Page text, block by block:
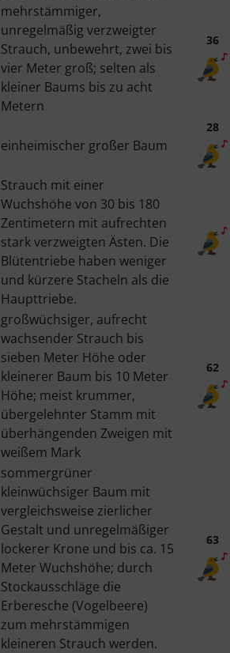
mehrstämmiger,
unregelmäßig verzweigter
Strauch, unbewehrt, zwei bis
vier Meter groß; selten als
kleiner Baums bis zu acht
Metern
36
einheimischer großer Baum
28
Strauch mit einer
Wuchshöhe von 30 bis 180
Zentimetern mit aufrechten
stark verzweigten Ästen. Die
Blütentriebe haben weniger
und kürzere Stacheln als die
Haupttriebe.
großwüchsiger, aufrecht
wachsender Strauch bis
sieben Meter Höhe oder
kleinerer Baum bis 10 Meter
Höhe; meist krummer,
übergelehnter Stamm mit
überhängenden Zweigen mit
weißem Mark
62
sommergrüner
kleinwüchsiger Baum mit
vergleichsweise zierlicher
Gestalt und unregelmäßiger
lockerer Krone und bis ca. 15
Meter Wuchshöhe; durch
Stockausschläge die
Erberesche (Vogelbeere)
zum mehrstämmigen
kleineren Strauch werden.
63